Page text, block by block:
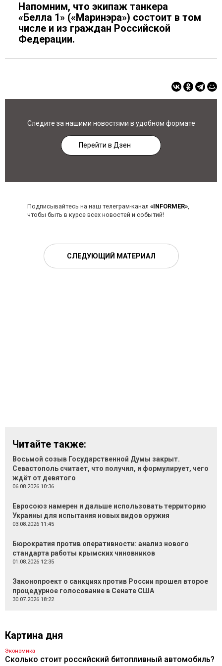
Напомним, что экипаж танкера
«Белла 1» («Маринэра») состоит в том
числе и из граждан Российской
Федерации.
Следите за нашими новостями в удобном формате
Перейти в Дзен
Подписывайтесь на наш телеграм-канал «INFORMER»,
чтобы быть в курсе всех новостей и событий!
СЛЕДУЮЩИЙ МАТЕРИАЛ
Читайте также:
Восьмой созыв Государственной Думы закрыт.
Севастополь считает, что получил, и формулирует, чего
ждёт от девятого
06.08.2026 10:36
Евросоюз намерен и дальше использовать территорию
Украины для испытания новых видов оружия
03.08.2026 11:45
Бюрократия против оперативности: анализ нового
стандарта работы крымских чиновников
01.08.2026 12:35
Законопроект о санкциях против России прошел второе
процедурное голосование в Сенате США
30.07.2026 18:22
Картина дня
Экономика
Сколько стоит российский битопливный автомобиль?